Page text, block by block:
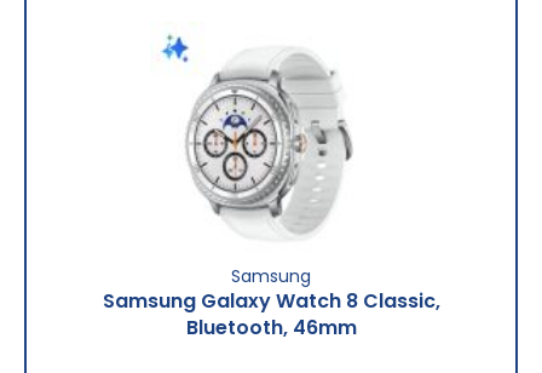
Samsung
Samsung Galaxy Watch 8 Classic,
Bluetooth, 46mm